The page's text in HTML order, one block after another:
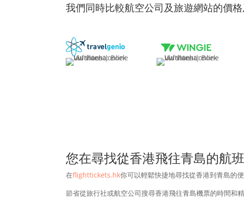
我們同時比較航空公司及旅遊網站的價
您在尋找從香港飛往青島的航
在flighttickets.hk你可以輕鬆快捷地尋找從香港到青島的
節省從旅行社或航空公司搜尋香港飛往青島機票的時間和